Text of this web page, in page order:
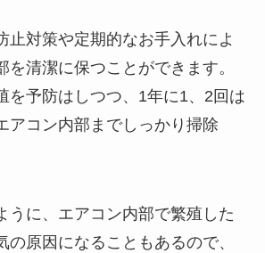
止対策や定期的なお手入れによ
を清潔に保つことができます。
を予防はしつつ、1年に1、2回は
アコン内部までしっかり掃除
うに、エアコン内部で繁殖した
の原因になることもあるので、